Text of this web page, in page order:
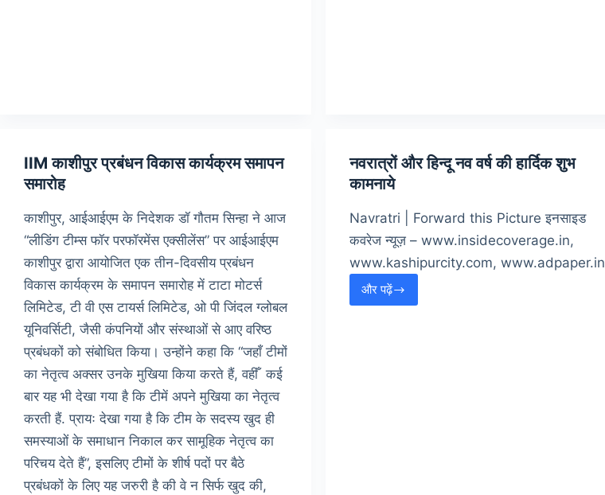
IIM काशीपुर प्रबंधन विकास कार्यक्रम समापन
समारोह
काशीपुर, आईआईएम के निदेशक डॉ गौतम सिन्हा ने आज
“लीडिंग टीम्स फॉर परफॉरमेंस एक्सीलेंस” पर आईआईएम
काशीपुर द्वारा आयोजित एक तीन-दिवसीय प्रबंधन
विकास कार्यक्रम के समापन समारोह में टाटा मोटर्स
लिमिटेड, टी वी एस टायर्स लिमिटेड, ओ पी जिंदल ग्लोबल
यूनिवर्सिटी, जैसी कंपनियों और संस्थाओं से आए वरिष्ठ
प्रबंधकों को संबोधित किया। उन्होंने कहा कि “जहाँ टीमों
का नेतृत्व अक्सर उनके मुखिया किया करते हैं, वहीँ कई
बार यह भी देखा गया है कि टीमें अपने मुखिया का नेतृत्व
करती हैं. प्रायः देखा गया है कि टीम के सदस्य खुद ही
समस्याओं के समाधान निकाल कर सामूहिक नेतृत्व का
परिचय देते हैं”, इसलिए टीमों के शीर्ष पदों पर बैठे
प्रबंधकों के लिए यह जरुरी है की वे न सिर्फ खुद की,
नवरात्रों और हिन्दू नव वर्ष की हार्दिक शुभ
कामनाये
Navratri | Forward this Picture इनसाइड
कवरेज न्यूज़ – www.insidecoverage.in,
www.kashipurcity.com, www.adpaper.in
और पढ़ें
नवरात्रों